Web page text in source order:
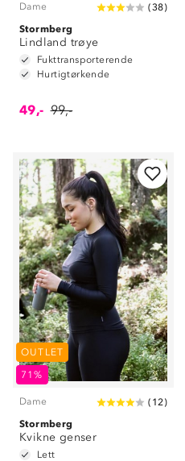
Dame (38)
Stormberg
Lindland trøye
Fukttransporterende
Hurtigtørkende
49,- 99,-
OUTLET
71%
Dame ( 12)
Stormberg
Kvikne genser
Lett